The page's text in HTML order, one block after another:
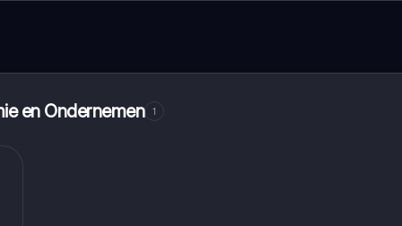
en Ondernemen 1